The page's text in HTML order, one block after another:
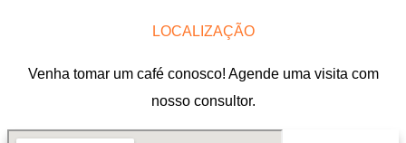
LOCALIZAÇÃO
Venha tomar um café conosco! Agende uma visita com
nosso consultor.